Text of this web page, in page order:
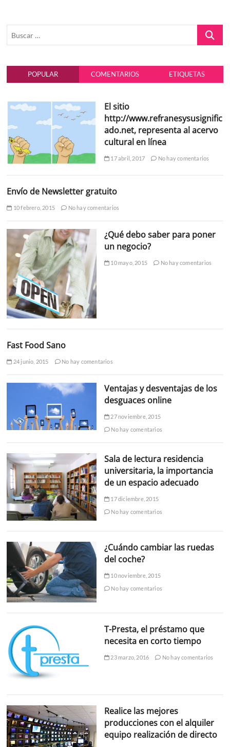
Buscar
POPULAR COMENTARIOS ETIQUETAS
El sitio
http://www.refranesysusignific
ado.net, representa al acervo
cultural en línea
17 abril, 2017 No hay comentarios
Envío de Newsletter gratuito
10 febrero, 2015 No hay comentarios
¿Qué debo saber para poner
un negocio?
10 mayo, 2015 No hay comentarios
Fast Food Sano
24 junio, 2015 No hay comentarios
Ventajas y desventajas de los
desguaces online
27 noviembre, 2015
No hay comentarios
Sala de lectura residencia
universitaria, la importancia
de un espacio adecuado
17 diciembre, 2015
No hay comentarios
¿Cuándo cambiar las ruedas
del coche?
10 noviembre, 2015
No hay comentarios
T-Presta, el préstamo que
necesita en corto tiempo
23 marzo, 2016 No hay comentarios
Realice las mejores
producciones con el alquiler
equipo realización de directo